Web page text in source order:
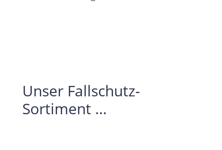
Unser Fallschutz-
Sortiment …